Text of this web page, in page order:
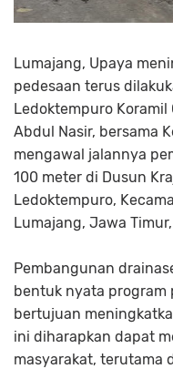
Lumajang, Upaya
pedesaan terus
Ledoktempuro
Abdul Nasir, bersama
mengawal jalannya
100 meter di Dusun
Ledoktempuro,
Lumajang, Jawa
Pembangunan
bentuk nyata program
bertujuan
ini diharapkan dapat
masyarakat, terutama